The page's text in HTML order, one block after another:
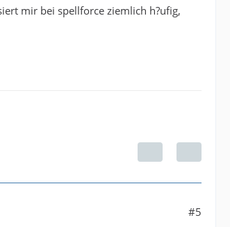
mir bei spellforce ziemlich h?ufig,
#5